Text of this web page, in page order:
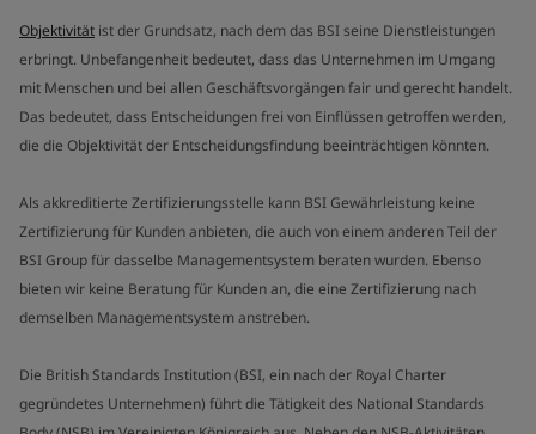
Objektivität ist der Grundsatz, nach dem das BSI seine Dienstleistungen
erbringt. Unbefangenheit bedeutet, dass das Unternehmen im Umgang
mit Menschen und bei allen Geschäftsvorgängen fair und gerecht handelt.
Das bedeutet, dass Entscheidungen frei von Einflüssen getroffen werden,
die die Objektivität der Entscheidungsfindung beeinträchtigen könnten.
Als akkreditierte Zertifizierungsstelle kann BSI Gewährleistung keine
Zertifizierung für Kunden anbieten, die auch von einem anderen Teil der
BSI Group für dasselbe Managementsystem beraten wurden. Ebenso
bieten wir keine Beratung für Kunden an, die eine Zertifizierung nach
demselben Managementsystem anstreben.
Die British Standards Institution (BSI, ein nach der Royal Charter
gegründetes Unternehmen) führt die Tätigkeit des National Standards